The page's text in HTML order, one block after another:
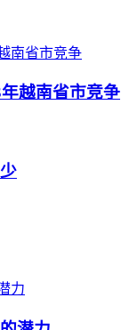
越南省市竞争